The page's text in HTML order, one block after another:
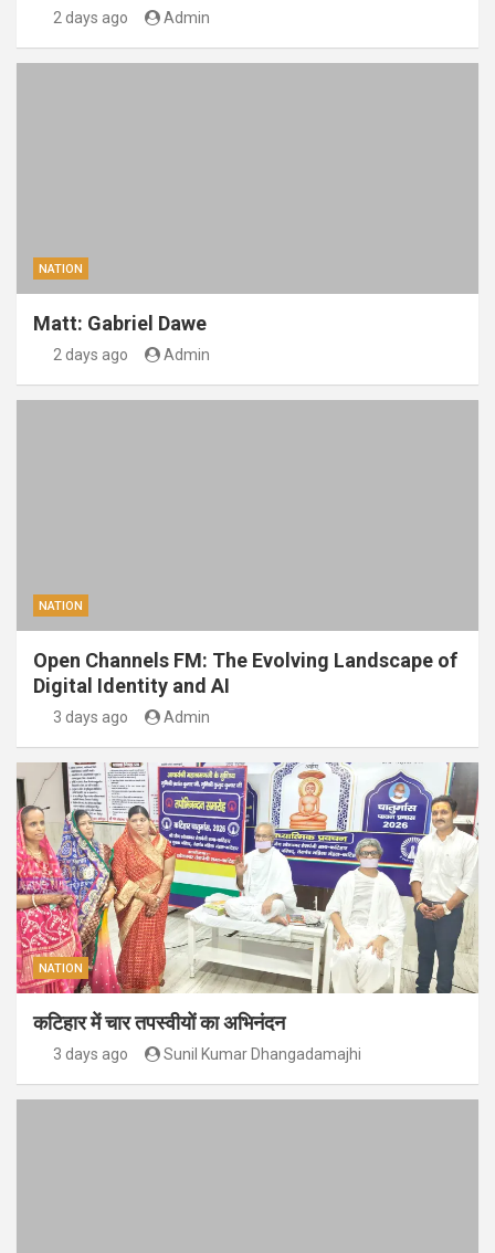
2 days ago Admin
NATION
Matt: Gabriel Dawe
2 days ago Admin
NATION
Open Channels FM: The Evolving Landscape of
Digital Identity and AI
3 days ago Admin
NATION
कटिहार में चार तपस्वीयों का अभिनंदन
3 days ago Sunil Kumar Dhangadamajhi